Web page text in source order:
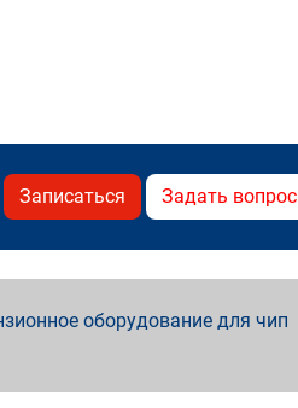
Записаться Задать вопрос
оборудование для чип